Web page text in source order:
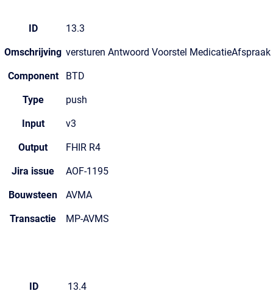
ID 13.3
Omschrijving versturen Antwoord Voorstel MedicatieAfspraak
Component BTD
Type push
Input v3
Output FHIR R4
Jira issue AOF-1195
Bouwsteen AVMA
Transactie MP-AVMS
ID 13.4